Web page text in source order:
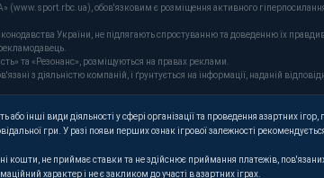
(www.sport.rbc.ua), обов'язковим є розміщення активного
України, не підлягають спростуванню та доведенню їх
та «Резонанс», розміщуються на правах реклами.
з діяльністю компаній, і ґрунтується на інформації, наданій
інші види діяльності у сфері організації та проведення азартних
гри. У разі появи перших ознак ігрової залежності
кошти, не приймає ставки та не здійснює приймання платежів,
характер і не є закликом до участі в азартних іграх.